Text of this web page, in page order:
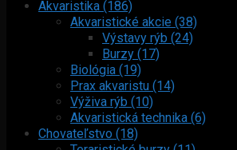
Akvaristika (186)
Akvaristické akcie (38)
Výstavy rýb (24)
Burzy (17)
Biológia (19)
Prax akvaristu (14)
Výživa rýb (10)
Akvaristická technika (6)
Chovateľstvo (18)